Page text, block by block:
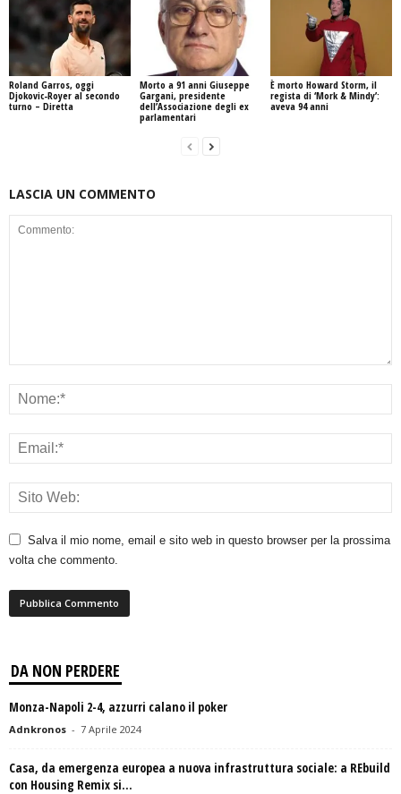
Roland Garros, oggi
Djokovic-Royer al secondo
turno – Diretta
Morto a 91 anni Giuseppe
Gargani, presidente
dell’Associazione degli ex
parlamentari
È morto Howard Storm, il
regista di ‘Mork & Mindy’:
aveva 94 anni
LASCIA UN COMMENTO
Salva il mio nome, email e sito web in questo browser per la prossima
volta che commento.
DA NON PERDERE
Monza-Napoli 2-4, azzurri calano il poker
Adnkronos - 7 Aprile 2024
Casa, da emergenza europea a nuova infrastruttura sociale: a REbuild
con Housing Remix si...